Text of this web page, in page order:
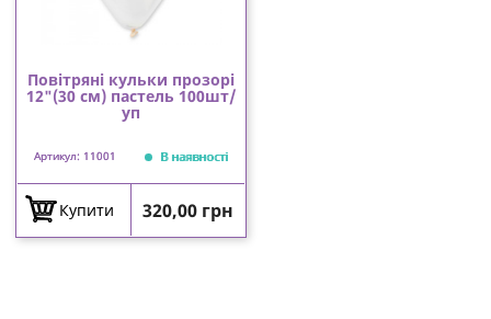
Повітряні кульки прозорі
12"(30 см) пастель 100шт/
уп
Артикул: 11001 В наявності
Купити Ціна
320,00 грн